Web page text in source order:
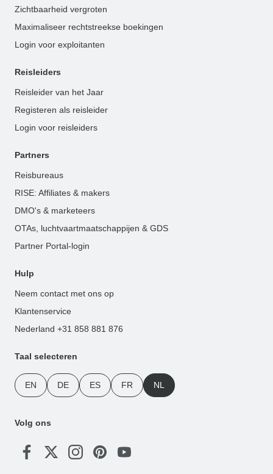
Zichtbaarheid vergroten
Maximaliseer rechtstreekse boekingen
Login voor exploitanten
Reisleiders
Reisleider van het Jaar
Registeren als reisleider
Login voor reisleiders
Partners
Reisbureaus
RISE: Affiliates & makers
DMO's & marketeers
OTAs, luchtvaartmaatschappijen & GDS
Partner Portal-login
Hulp
Neem contact met ons op
Klantenservice
Nederland +31 858 881 876
Taal selecteren
EN DE ES FR NL
Volg ons